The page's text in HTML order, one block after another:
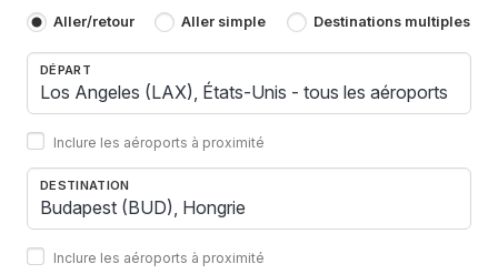
Aller/retour Aller simple Destinations multiples
DÉPART
Inclure les aéroports à proximité
DESTINATION
Inclure les aéroports à proximité